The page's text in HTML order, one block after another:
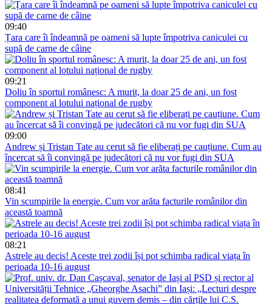
09:40
Țara care îi îndeamnă pe oameni să lupte împotriva caniculei cu
supă de carne de câine
09:21
Doliu în sportul românesc: A murit, la doar 25 de ani, un fost
component al lotului național de rugby
09:00
Andrew și Tristan Tate au cerut să fie eliberați pe cauțiune. Cum au
încercat să îi convingă pe judecători că nu vor fugi din SUA
08:41
Vin scumpirile la energie. Cum vor arăta facturile românilor din
această toamnă
08:21
Astrele au decis! Aceste trei zodii își pot schimba radical viața în
perioada 10-16 august